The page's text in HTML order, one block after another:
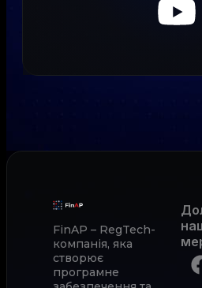
FinAP – RegTech-
компанія, яка
створює
програмне